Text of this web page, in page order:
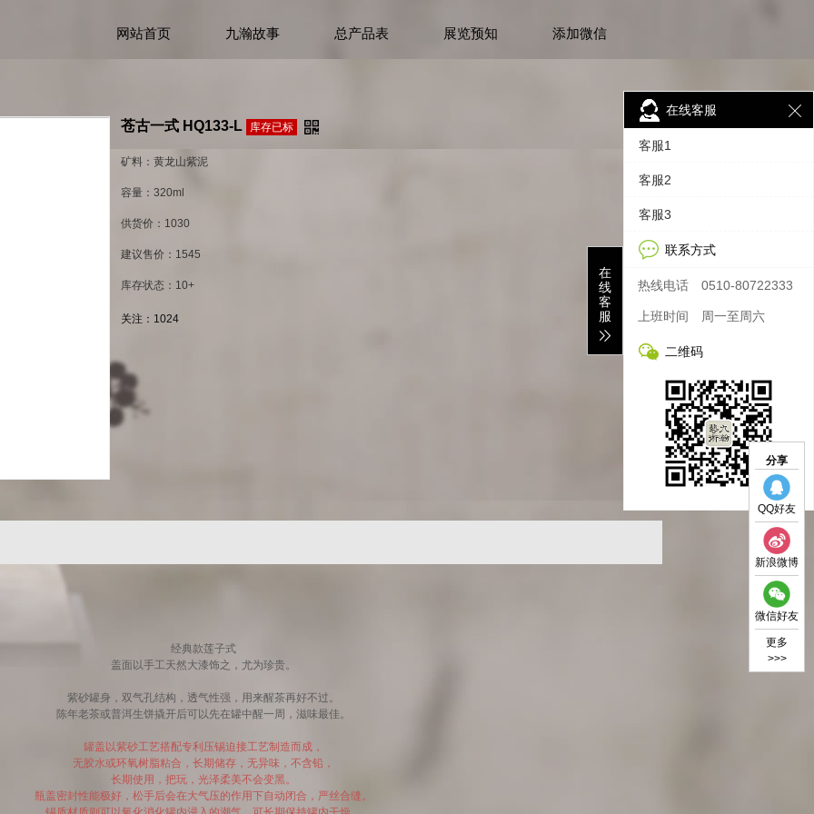
网站首页 九瀚故事 总产品表 展览预知 添加微信
苍古一式 HQ133-L 库存已标
矿料：黄龙山紫泥
容量：320ml
供货价：1030
建议售价：1545
库存状态：10+
关注： 1024
经典款莲子式
盖面以手工天然大漆饰之，尤为珍贵。
紫砂罐身，双气孔结构，透气性强，用来醒茶再好不过。
陈年老茶或普洱生饼撬开后可以先在罐中醒一周，滋味最佳。
罐盖以紫砂工艺搭配专利压锡迫接工艺制造而成，
无胶水或环氧树脂粘合，长期储存，无异味，不含铅，
长期使用，把玩，光泽柔美不会变黑。
瓶盖密封性能极好，松手后会在大气压的作用下自动闭合，严丝合缝。
分享
QQ好友
新浪微博
微信好友
更多
>>>
在线客服
客服1
客服2
客服3
联系方式
热线电话 0510-80722333
上班时间 周一至周六
二维码
在
线
客
服